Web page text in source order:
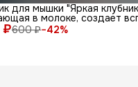
₽600 ₽−42%
для мышки "Яркая
в молоке, создает